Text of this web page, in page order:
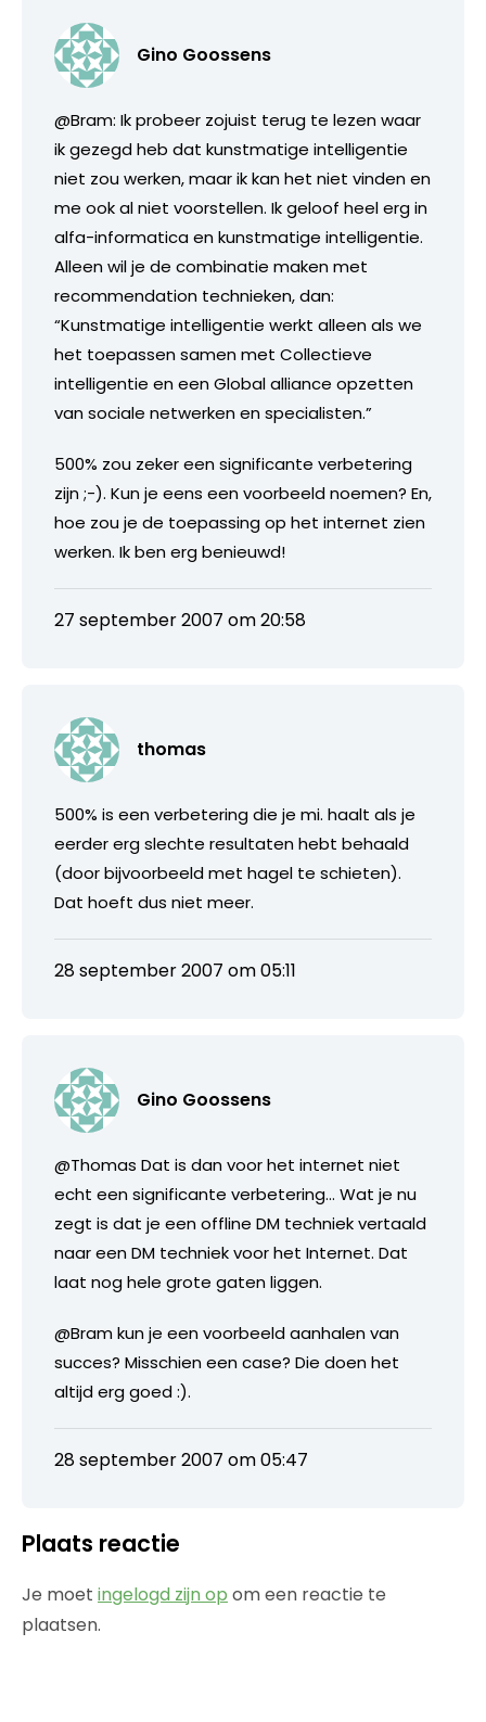
Gino Goossens
@Bram: Ik probeer zojuist terug te lezen waar
ik gezegd heb dat kunstmatige intelligentie
niet zou werken, maar ik kan het niet vinden en
me ook al niet voorstellen. Ik geloof heel erg in
alfa-informatica en kunstmatige intelligentie.
Alleen wil je de combinatie maken met
recommendation technieken, dan:
“Kunstmatige intelligentie werkt alleen als we
het toepassen samen met Collectieve
intelligentie en een Global alliance opzetten
van sociale netwerken en specialisten.”
500% zou zeker een significante verbetering
zijn ;-). Kun je eens een voorbeeld noemen? En,
hoe zou je de toepassing op het internet zien
werken. Ik ben erg benieuwd!
27 september 2007 om 20:58
thomas
500% is een verbetering die je mi. haalt als je
eerder erg slechte resultaten hebt behaald
(door bijvoorbeeld met hagel te schieten).
Dat hoeft dus niet meer.
28 september 2007 om 05:11
Gino Goossens
@Thomas Dat is dan voor het internet niet
echt een significante verbetering… Wat je nu
zegt is dat je een offline DM techniek vertaald
naar een DM techniek voor het Internet. Dat
laat nog hele grote gaten liggen.
@Bram kun je een voorbeeld aanhalen van
succes? Misschien een case? Die doen het
altijd erg goed :).
28 september 2007 om 05:47
Plaats reactie
Je moet ingelogd zijn op om een reactie te
plaatsen.